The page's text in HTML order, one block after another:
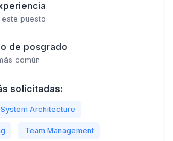
puesto
de posgrado
común
solicitadas:
System Architecture
Team Management